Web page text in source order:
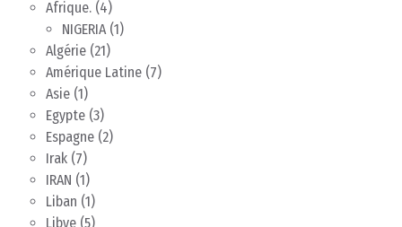
Afrique. (4)
NIGERIA(1)
Algérie (21)
Amérique Latine (7)
Asie (1)
Egypte (3)
Espagne (2)
Irak (7)
IRAN (1)
Liban (1)
Libye (5)